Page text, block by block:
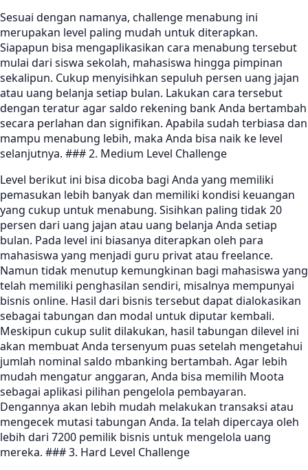
Sesuai dengan namanya, challenge menabung ini
merupakan level paling mudah untuk diterapkan.
Siapapun bisa mengaplikasikan cara menabung tersebut
mulai dari siswa sekolah, mahasiswa hingga pimpinan
sekalipun. Cukup menyisihkan sepuluh persen uang jajan
atau uang belanja setiap bulan. Lakukan cara tersebut
dengan teratur agar saldo rekening bank Anda bertambah
secara perlahan dan signifikan. Apabila sudah terbiasa dan
mampu menabung lebih, maka Anda bisa naik ke level
selanjutnya. ### 2. Medium Level Challenge
Level berikut ini bisa dicoba bagi Anda yang memiliki
pemasukan lebih banyak dan memiliki kondisi keuangan
yang cukup untuk menabung. Sisihkan paling tidak 20
persen dari uang jajan atau uang belanja Anda setiap
bulan. Pada level ini biasanya diterapkan oleh para
mahasiswa yang menjadi guru privat atau freelance.
Namun tidak menutup kemungkinan bagi mahasiswa yang
telah memiliki penghasilan sendiri, misalnya mempunyai
bisnis online. Hasil dari bisnis tersebut dapat dialokasikan
sebagai tabungan dan modal untuk diputar kembali.
Meskipun cukup sulit dilakukan, hasil tabungan dilevel ini
akan membuat Anda tersenyum puas setelah mengetahui
jumlah nominal saldo mbanking bertambah. Agar lebih
mudah mengatur anggaran, Anda bisa memilih Moota
sebagai aplikasi pilihan pengelola pembayaran.
Dengannya akan lebih mudah melakukan transaksi atau
mengecek mutasi tabungan Anda. Ia telah dipercaya oleh
lebih dari 7200 pemilik bisnis untuk mengelola uang
mereka. ### 3. Hard Level Challenge